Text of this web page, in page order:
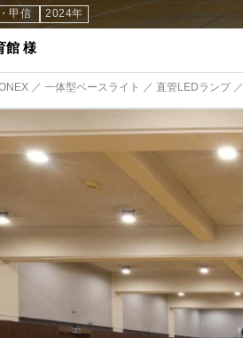
甲信 2024年
館 様
／ 一体型ベースライト ／ 直管LEDランプ